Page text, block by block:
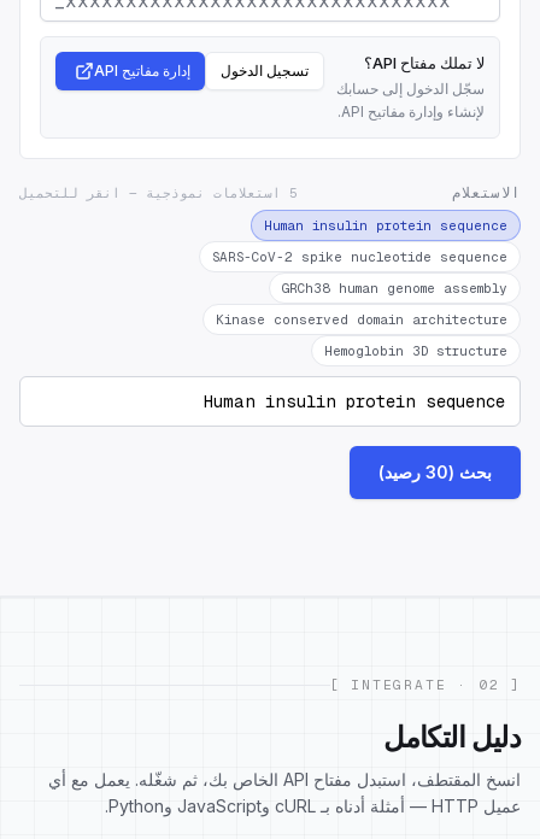
لا تملك مفتاح API؟
سجّل الدخول إلى حسابك
لإنشاء وإدارة مفاتيح API.
تسجيل الدخول إدارة مفاتيح API
الاستعلام 5 استعلامات نموذجية — انقر للتحميل
Human insulin protein sequence
SARS-CoV-2 spike nucleotide sequence
GRCh38 human genome assembly
Kinase conserved domain architecture
Hemoglobin 3D structure
بحث (30 رصيد)
[ 02 · INTEGRATE ]
دليل التكامل
انسخ المقتطف، استبدل مفتاح API الخاص بك، ثم شغّله. يعمل مع أي
عميل HTTP — أمثلة أدناه بـ cURL وJavaScript وPython.